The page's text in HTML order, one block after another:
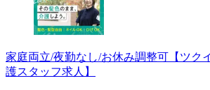
家庭両立/夜勤なし/お休み調整可【ツク
護スタッフ求人】